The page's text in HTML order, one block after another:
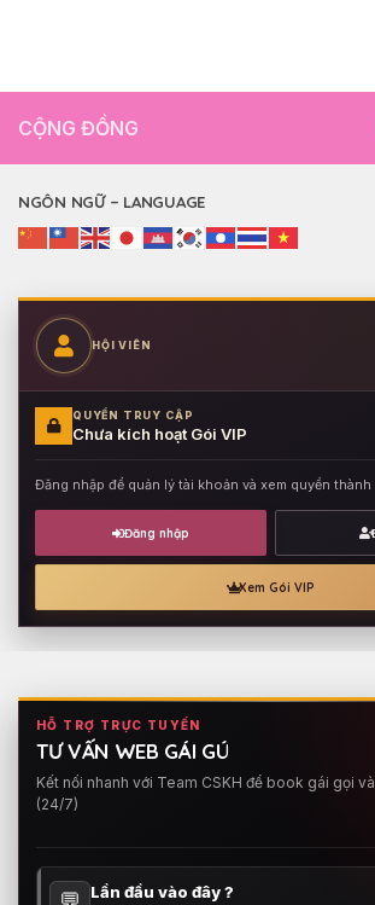
CỘNG ĐỒNG
NGÔN NGỮ – LANGUAGE
HỘI VIÊN
QUYỀN TRUY CẬP
Chưa kích hoạt Gói VIP
Đăng nhập để quản lý tài khoản và xem quyền
Đăng nhập
Xem Gói VIP
HỖ TRỢ TRỰC TUYẾN
TƯ VẤN WEB GÁI GÚ
Kết nối nhanh với Team CSKH để book gái gọi
(24/7)
Lần đầu vào đây ?